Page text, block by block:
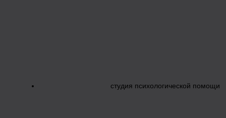
студия психологической помощи